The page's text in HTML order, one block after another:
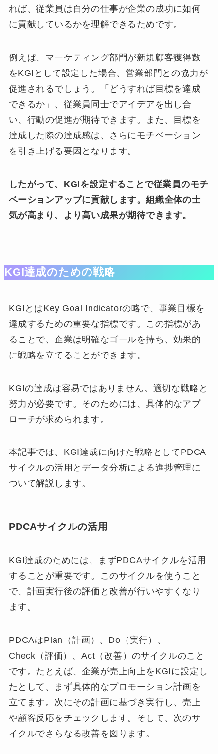
れば、従業員は自分の仕事が企業の成功に如何
に貢献しているかを理解できるためです。
例えば、マーケティング部門が新規顧客獲得数
をKGIとして設定した場合、営業部門との協力が
促進されるでしょう。「どうすれば目標を達成
できるか」、従業員同士でアイデアを出し合
い、行動の促進が期待できます。また、目標を
達成した際の達成感は、さらにモチベーション
を引き上げる要因となります。
したがって、KGIを設定することで従業員のモチ
ベーションアップに貢献します。組織全体の士
気が高まり、より高い成果が期待できます。
KGI達成のための戦略
KGIとはKey Goal Indicatorの略で、事業目標を
達成するための重要な指標です。この指標があ
ることで、企業は明確なゴールを持ち、効果的
に戦略を立てることができます。
KGIの達成は容易ではありません。適切な戦略と
努力が必要です。そのためには、具体的なアプ
ローチが求められます。
本記事では、KGI達成に向けた戦略としてPDCA
サイクルの活用とデータ分析による進捗管理に
ついて解説します。
PDCAサイクルの活用
KGI達成のためには、まずPDCAサイクルを活用
することが重要です。このサイクルを使うこと
で、計画実行後の評価と改善が行いやすくなり
ます。
PDCAはPlan（計画）、Do（実行）、
Check（評価）、Act（改善）のサイクルのこと
です。たとえば、企業が売上向上をKGIに設定し
たとして、まず具体的なプロモーション計画を
立てます。次にその計画に基づき実行し、売上
や顧客反応をチェックします。そして、次のサ
イクルでさらなる改善を図ります。